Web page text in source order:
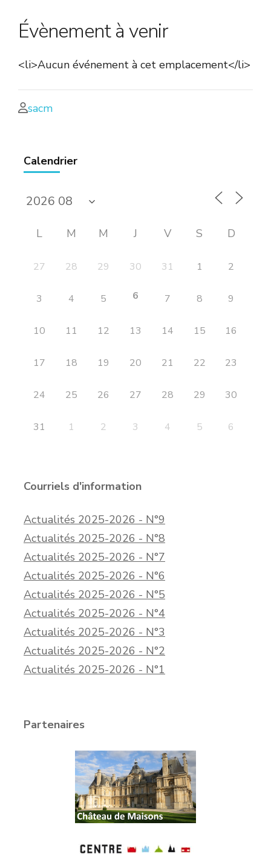
Évènement à venir
<li>Aucun événement à cet emplacement</li>
sacm
Calendrier
L M M J V S D
27 28 29 30 31 1 2
3 4 5 6 7 8 9
10 11 12 13 14 15 16
17 18 19 20 21 22 23
24 25 26 27 28 29 30
31 1 2 3 4 5 6
Courriels d'information
Actualités 2025-2026 - N°9
Actualités 2025-2026 - N°8
Actualités 2025-2026 - N°7
Actualités 2025-2026 - N°6
Actualités 2025-2026 - N°5
Actualités 2025-2026 - N°4
Actualités 2025-2026 - N°3
Actualités 2025-2026 - N°2
Actualités 2025-2026 - N°1
Partenaires